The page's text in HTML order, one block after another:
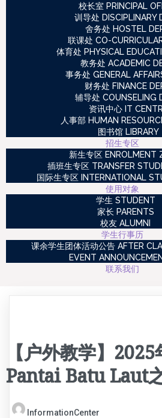
校长室 PRINCIPAL
训导处 DISCIPLINARY
舍务处 HOSTEL
联课处 CO-
体育处 PHYSICAL
教务处 ACADEMIC
事务处 GENERAL
财务处 FINANCE
辅导处 COUNSELING
资讯中心 IT
人事部 HUMAN
图书馆 LIBRARY
招生专区
新生专区 ENROLMENT
插班生专区 TRANSFER
国际生专区 INTERNATIONAL
使用对象
学生 STUDENT
家长 PARENTS
校友 ALUMNI
学生行事历
课余学生团体活动公告 AFTER
EVENT
联系我们
【户外教学】2025
Pantai Batu Laut
InformationCenter